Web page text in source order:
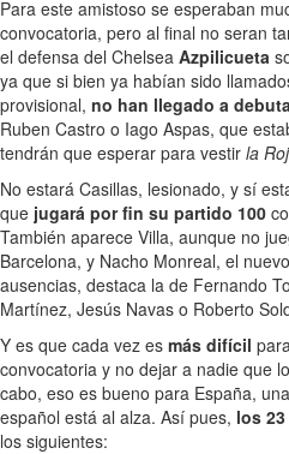
Para este amistoso se esperaban
convocatoria, pero al final no seran
el defensa del Chelsea Azpilicueta
ya que si bien ya habían sido
provisional, no han llegado a
Ruben Castro o Iago Aspas, que
tendrán que esperar para vestir la
No estará Casillas, lesionado, y sí
que jugará por fin su partido 100
También aparece Villa, aunque no
Barcelona, y Nacho Monreal, el
ausencias, destaca la de Fernando
Martínez, Jesús Navas o Roberto
Y es que cada vez es más difícil
convocatoria y no dejar a nadie que
cabo, eso es bueno para España,
español está al alza. Así pues, los
los siguientes: